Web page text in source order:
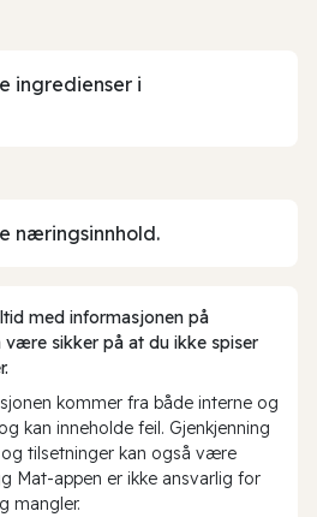
ingredienser i
næringsinnhold.
med informasjonen på
sikker på at du ikke spiser
kommer fra både interne og
kan inneholde feil. Gjenkjenning
tilsetninger kan også være
Mat-appen er ikke ansvarlig for
mangler.